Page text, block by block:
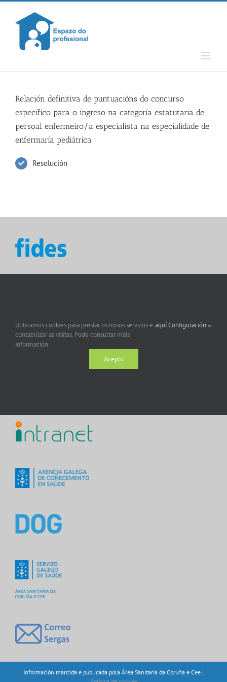
Skip
content
Relación definitiva de puntuacións do concurso
específico para o ingreso na categoría estatutaria de
persoal enfermeiro/a especialista na especialidade de
enfermaría pediátrica
Resolución
Información mantida e publicada pola Área Sanitaria da Coruña e Cee |
Utilizamos cookies para prestar os nosos servizos e
contabilizar as visitas. Pode consultar máis
información
aquí.Configuración
Acepto